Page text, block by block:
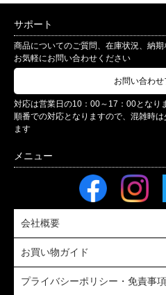
サポート
商品についてのご質問、在庫状況、納期
お気軽にお問い合わせください
お問い合わせ
対応は営業日の10：00～17：00となり
順番での対応となりますので、混雑時
ます
会社概要
お買い物ガイド
プライバシーポリシー・免責事項